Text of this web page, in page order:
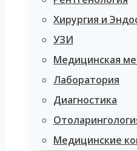
Хирургия и
УЗИ
Медицинская
Лаборатория
Диагностика
Медицинские